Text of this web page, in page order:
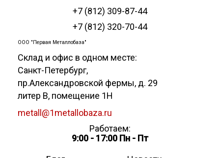
+7 (812) 309-87-44
+7 (812) 320-70-44
ООО "Первая Металлобаза"
Склад и офис в одном месте:
Санкт-Петербург,
пр.Александровской фермы, д. 29
литер В, помещение 1Н
metall@1metallobaza.ru
Работаем:
9:00 - 17:00 Пн - Пт